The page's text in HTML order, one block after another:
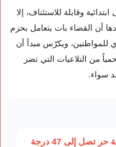
وقابلة للاستئناف، إلا
أن القضاء بات يتعامل بحزم
للمواطنين، ويكرّس مبدأ أن
من التلاعبات التي تضر
سواء.
✔ نشرة إنذارية.. موجة حر تصل إلى 47 درجة